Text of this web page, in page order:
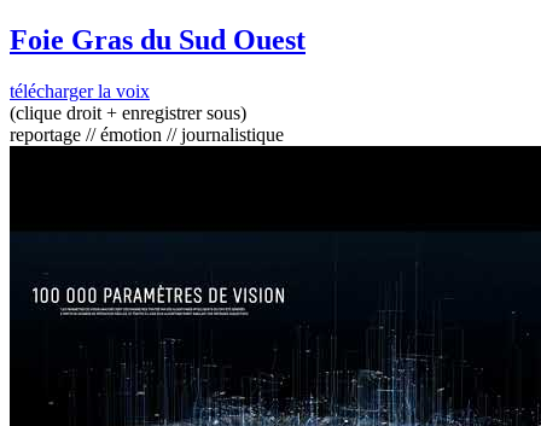
Foie Gras du Sud Ouest
télécharger la voix
(clique droit + enregistrer sous)
reportage // émotion // journalistique